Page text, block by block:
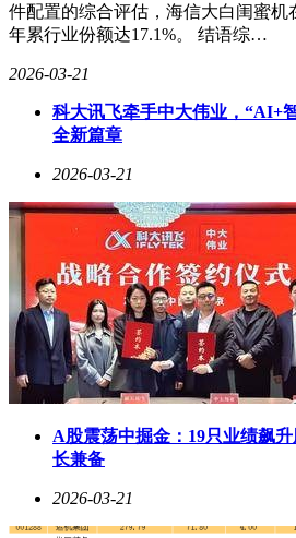
件配置的综合评估，海信大白闺蜜机
年累行业份额达17.1%。 结语综…
2026-03-21
科大讯飞牵手中大伟业，“AI+
全新篇章
2026-03-21
A股震荡中掘金：19只业绩飙
长兼备
2026-03-21